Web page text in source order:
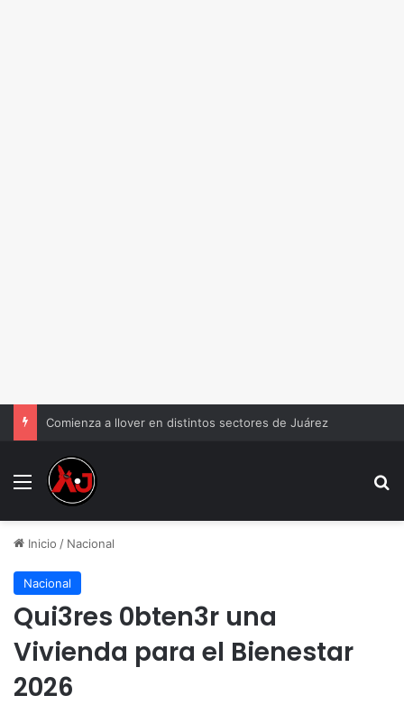
Comienza a llover en distintos sectores de Juárez
Menu
Inicio / Nacional
Nacional
Qui3res 0bten3r una
Vivienda para el Bienestar
2026